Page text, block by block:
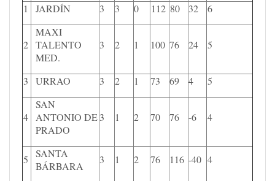
1 JARDÍN 3 3 0 112 80 32 6
2
MAXI
TALENTO
MED.
3 2 1 100 76 24 5
3 URRAO 3 2 1 73 69 4 5
4
SAN
ANTONIO DE
PRADO
3 1 2 70 76 -6 4
5
SANTA
BÁRBARA
3 1 2 76 116 -40 4